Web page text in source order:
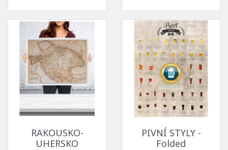
RAKOUSKO-
UHERSKO
PIVNÍ STYLY -
Folded